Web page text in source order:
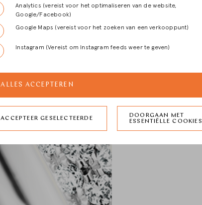
Analytics (vereist voor het optimaliseren van de website,
Google/Facebook)
Google Maps (vereist voor het zoeken van een verkooppunt)
Instagram (Vereist om Instagram feeds weer te geven)
ALLES ACCEPTEREN
ACCEPTEER GESELECTEERDE
DOORGAAN MET
ESSENTIËLLE COOKIES